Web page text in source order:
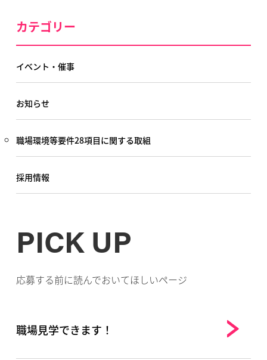
カテゴリー
イベント・催事
お知らせ
職場環境等要件28項目に関する取組
採用情報
PICK UP
応募する前に読んでおいてほしいページ
職場見学できます！